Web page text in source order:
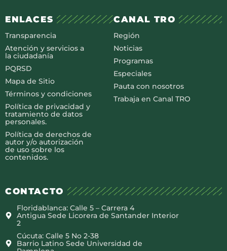
ENLACES
Transparencia
Atención y servicios a
la ciudadanía
PQRSD
Mapa de Sitio
Términos y condiciones
Política de privacidad y
tratamiento de datos
personales.
Política de derechos de
autor y/o autorización
de uso sobre los
contenidos.
CANAL TRO
Región
Noticias
Programas
Especiales
Pauta con nosotros
Trabaja en Canal TRO
CONTACTO
Floridablanca: Calle 5 – Carrera 4
Antigua Sede Licorera de Santander Interior
2
Cúcuta: Calle 5 No 2-38
Barrio Latino Sede Universidad de